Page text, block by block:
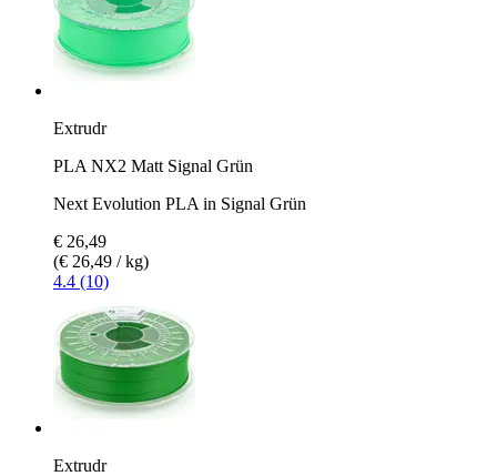
Extrudr
PLA NX2 Matt Signal Grün
Next Evolution PLA in Signal Grün
€ 26,49
(€ 26,49 / kg)
4.4 (10)
Extrudr